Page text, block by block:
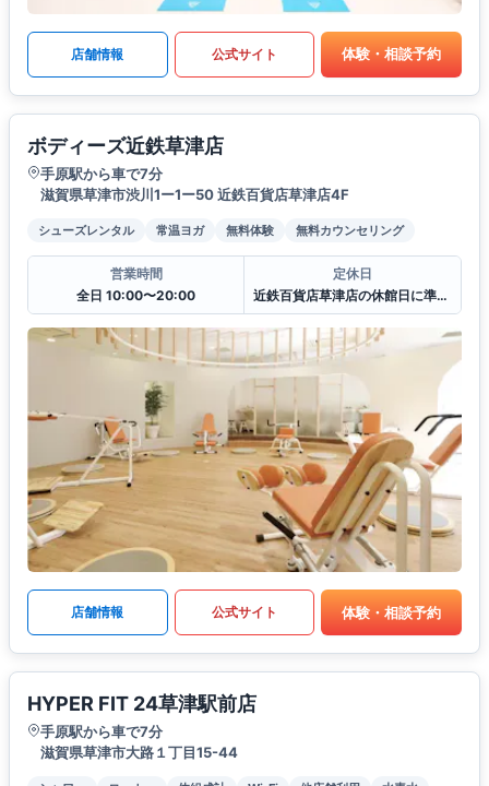
店舗情報 公式サイト 体験・相談予約
ボディーズ近鉄草津店
手原駅から車で7分
滋賀県草津市渋川1ー1ー50 近鉄百貨店草津店4F
シューズレンタル 常温ヨガ 無料体験 無料カウンセリング
営業時間
全日 10:00〜20:00
定休日
近鉄百貨店草津店の休館日に準ずる
店舗情報 公式サイト 体験・相談予約
HYPER FIT 24草津駅前店
手原駅から車で7分
滋賀県草津市大路１丁目15-44